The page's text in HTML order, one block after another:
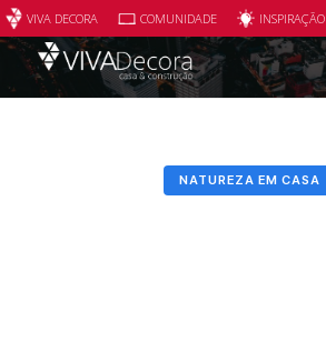
VIVA DECORA COMUNIDADE INSPIRAÇÃO
NATUREZA EM CASA